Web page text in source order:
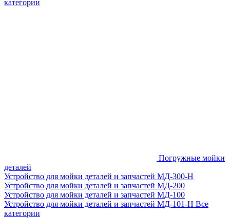
категории
Погружные мойки
деталей
Устройство для мойки деталей и запчастей МД-300-H
Устройство для мойки деталей и запчастей МД-200
Устройство для мойки деталей и запчастей МД-100
Устройство для мойки деталей и запчастей МД-101-Н Все
категории